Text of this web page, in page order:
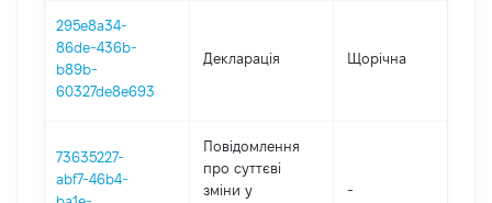
295e8a34-
86de-436b-
b89b-
60327de8e693
Декларація Щорічна
73635227-
abf7-46b4-
Повідомлення
про суттєві
зміни y
-